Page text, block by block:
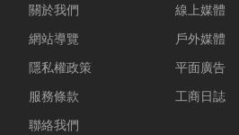
關於我們
網站導覽
隱私權政策
服務條款
聯絡我們
線上媒體
戶外媒體
平面廣告
工商日誌